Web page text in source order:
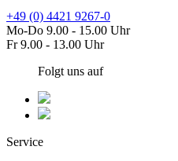
+49 (0) 4421 9267-0
Mo-Do 9.00 - 15.00 Uhr
Fr 9.00 - 13.00 Uhr
Folgt uns auf
Service